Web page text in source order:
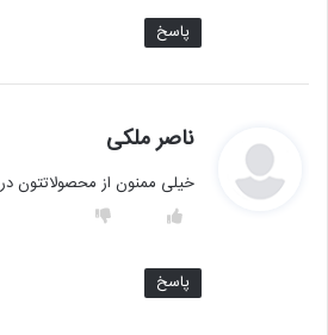
پاسخ
ناصر ملکی
ت
:
خیلی ممنون از محصولاتتون
پاسخ